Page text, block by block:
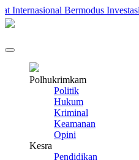
Bermodus Investasi
Polhukrimkam
Politik
Hukum
Kriminal
Keamanan
Opini
Kesra
Pendidikan